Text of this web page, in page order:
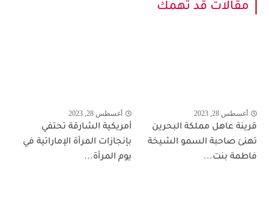
مقالات قد تهمك
أغسطس 28, 2023
قرينة عاهل مملكة البحرين
تهنئ صاحبة السمو الشيخة
فاطمة بنت...
أغسطس 28, 2023
أمريكية الشارقة تحتفي
بإنجازات المرأة الإماراتية في
يوم المرأة...